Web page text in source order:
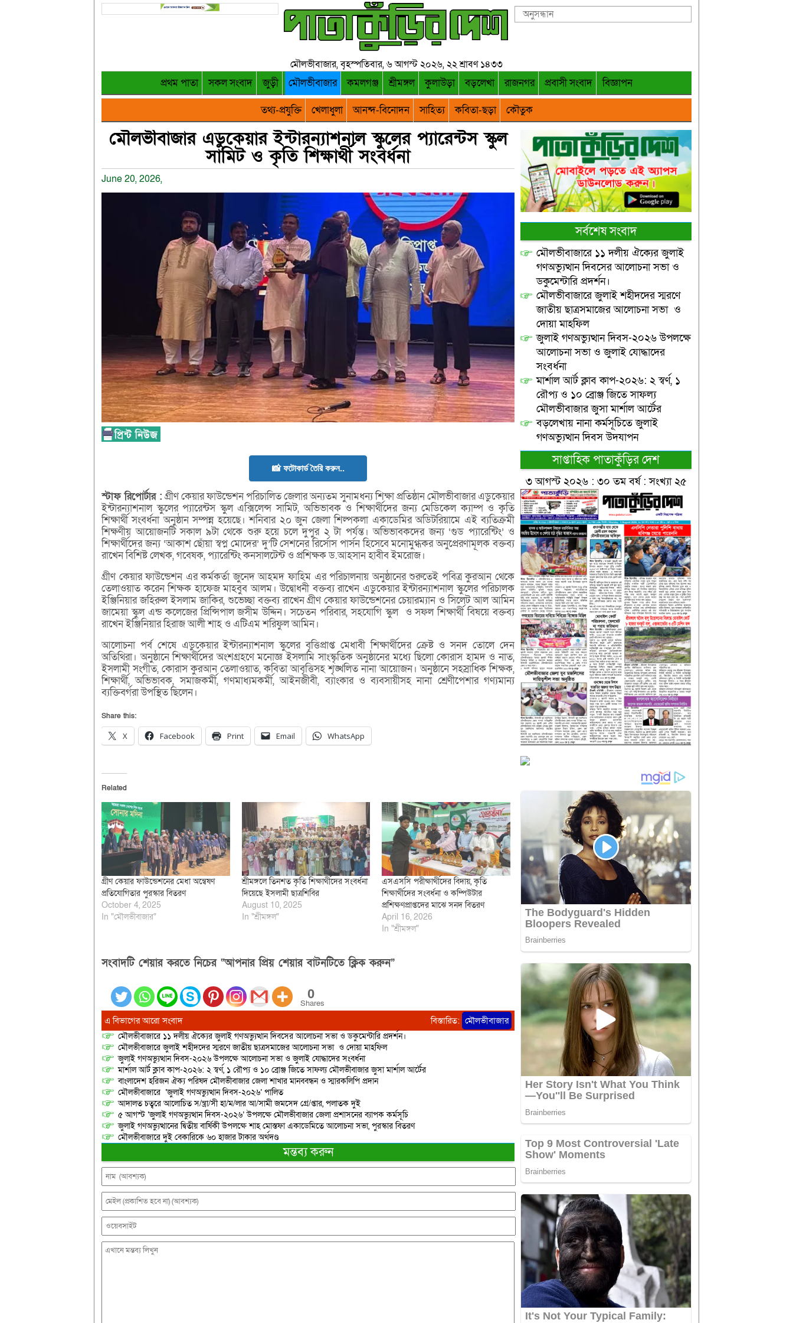
মৌলভীবাজার, বৃহস্পতিবার, ৬ আগস্ট ২০২৬, ২২ শ্রাবণ ১৪৩৩
প্রথম পাতা সকল সংবাদ জুড়ী মৌলভীবাজার কমলগঞ্জ শ্রীমঙ্গল কুলাউড়া বড়লেখা রাজনগর প্রবাসী সংবাদ
বিজ্ঞাপন
তথ্য-প্রযুক্তি
খেলাধুলা আনন্দ-বিনোদন সাহিত্য কবিতা-ছড়া কৌতুক
মৌলভীবাজার এডুকেয়ার ইন্টারন্যাশনাল স্কুলের প্যারেন্টস স্কুল
সামিট ও কৃতি শিক্ষার্থী সংবর্ধনা
June 20, 2026,
📸 ফটোকার্ড তৈরি করুন..
স্টাফরিপোর্টার : গ্রীণ কেয়ার ফাউন্ডেশন পরিচালিত জেলার অন্যতম সুনামধন্য শিক্ষা প্রতিষ্ঠান মৌলভীবাজার এডুকেয়ার
ইন্টারন্যাশনাল স্কুলের প্যারেন্টস স্কুল এক্সিলেন্স সামিট, অভিভাবক ও শিক্ষার্থীদের জন্য মেডিকেল ক্যাম্প ও কৃতি
শিক্ষার্থী সংবর্ধনা অনুষ্ঠান সম্পন্ন হয়েছে। শনিবার ২০ জুন জেলা শিল্পকলা একাডেমির অডিটরিয়ামে এই ব্যতিক্রমী
শিক্ষণীয় আয়োজনটি সকাল ৯টা থেকে শুরু হয়ে চলে দুপুর ২ টা পর্যন্ত। অভিভাবকদের জন্য ‘গুড প্যারেন্টিং’ ও
শিক্ষার্থীদের জন্য ‘আকাশ ছোঁয়া স্বপ্ন মোদের’ দু’টি সেশনের রির্সোস পার্সন হিসেবে মনোমুগ্ধকর অনুপ্রেরণামূলক বক্তব্য
রাখেন বিশিষ্ট লেখক, গবেষক, প্যারেন্টিং কনসালটেন্ট ও প্রশিক্ষক ড.আহসান হাবীব ইমরোজ।
গ্রীণ কেয়ার ফাউন্ডেশন এর কর্মকর্তা জুনেদ আহমদ ফাহিম এর পরিচালনায় অনুষ্ঠানের শুরুতেই পবিত্র কুরআন থেকে
তেলাওয়াত করেন শিক্ষক হাফেজ মাহবুব আলম। উদ্বোধনী বক্তব্য রাখেন এডুকেয়ার ইন্টারন্যাশনাল স্কুলের পরিচালক
ইঞ্জিনিয়ার জহিরুল ইসলাম জাকির, শুভেচ্ছা বক্তব্য রাখেন গ্রীণ কেয়ার ফাউন্ডেশনের চেয়ারম্যান ও সিলেট আল আমিন
জামেয়া স্কুল এন্ড কলেজের প্রিন্সিপাল জসীম উদ্দিন। সচেতন পরিবার, সহযোগি স্কুল ও সফল শিক্ষার্থী বিষয়ে বক্তব্য
রাখেন ইঞ্জিনিয়ার হিরাজ আলী শাহ ও এটিএম শরিফুল আমিন।
আলোচনা পর্ব শেষে এডুকেয়ার ইন্টারন্যাশনাল স্কুলের বৃত্তিপ্রাপ্ত মেধাবী শিক্ষার্থীদের ক্রেষ্ট ও সনদ তোলে দেন
অতিথিরা। অনুষ্ঠানে শিক্ষার্থীদের অংশগ্রহণে মনোজ্ঞ ইসলামি সাংস্কৃতিক অনুষ্ঠানের মধ্যে ছিলো কোরাস হামদ ও নাত,
ইসলামী সংগীত, কোরাস কুরআন তেলাওয়াত, কবিতা আবৃত্তিসহ শৃঙ্খলিত নানা আয়োজন। অনুষ্ঠানে সহস্রাধিক শিক্ষক,
শিক্ষার্থী, অভিভাবক, সমাজকর্মী, গণমাধ্যমকর্মী, আইনজীবী, ব্যাংকার ও ব্যবসায়ীসহ নানা শ্রেণীপেশার গণ্যমান্য
ব্যক্তিবর্গরা উপস্থিত ছিলেন।
Share this:
X Facebook Print Email WhatsApp
Related
গ্রীণ কেয়ার ফাউন্ডেশনের মেধা অন্বেষণ
প্রতিযোগিতার পুরস্কার বিতরণ
October 4, 2025
In "মৌলভীবাজার"
শ্রীমঙ্গলে তিনশত কৃতি শিক্ষার্থীদের সংবর্ধনা
দিয়েছে ইসলামী ছাত্রশিবির
August 10, 2025
In "শ্রীমঙ্গল"
এসএসসি পরীক্ষার্থীদের বিদায়, কৃতি
শিক্ষার্থীদের সংবর্ধনা ও কম্পিউটার
প্রশিক্ষণপ্রাপ্তদের মাঝে সনদ বিতরণ
April 16, 2026
In "শ্রীমঙ্গল"
সংবাদটি শেয়ার করতে নিচের “আপনার প্রিয় শেয়ার বাটনটিতে ক্লিক করুন”
0
Shares
এ বিভাগের আরো সংবাদ বিস্তারিত: মৌলভীবাজার
মৌলভীবাজারে ১১ দলীয় ঐক্যের জুলাই গণঅভ্যুত্থান দিবসের আলোচনা সভা ও ডকুমেন্টারি প্রদর্শন।
মৌলভীবাজারে জুলাই শহীদদের স্মরণে জাতীয় ছাত্রসমাজের আলোচনা সভা ও দোয়া মাহফিল
জুলাই গণঅভ্যুত্থান দিবস-২০২৬ উপলক্ষে আলোচনা সভা ও জুলাই যোদ্ধাদের সংবর্ধনা
মার্শাল আর্ট ক্লাব কাপ-২০২৬: ২ স্বর্ণ, ১ রৌপ্য ও ১০ ব্রোঞ্জ জিতে সাফল্য মৌলভীবাজার জুসা মার্শাল আর্টের
বাংলাদেশ হরিজন ঐক্য পরিষদ মৌলভীবাজার জেলা শাখার মানববন্ধন ও স্মারকলিপি প্রদান
মৌলভীবাজারে ‘জুলাই গণঅভ্যুত্থান দিবস-২০২৬’ পালিত
আদালত চত্বরে আলোচিত স/ন্ত্রা/সী হা/ম/লার আ/সামী জমসেদ গ্রে/প্তার, পলাতক দুই
৫ আগস্ট ‘জুলাই গণঅভ্যুত্থান দিবস-২০২৬’ উপলক্ষে মৌলভীবাজার জেলা প্রশাসনের ব্যাপক কর্মসূচি
জুলাই গণঅভ্যুত্থানের দ্বিতীয় বার্ষিকী উপলক্ষে শাহ মোস্তফা একাডেমিতে আলোচনা সভা, পুরস্কার বিতরণ
মৌলভীবাজারে দুই বেকারিকে ৬০ হাজার টাকার অর্থদণ্ড
মন্তব্য করুন
সর্বশেষ সংবাদ
মৌলভীবাজারে ১১ দলীয় ঐক্যের জুলাই
গণঅভ্যুত্থান দিবসের আলোচনা সভা ও
ডকুমেন্টারি প্রদর্শন।
মৌলভীবাজারে জুলাই শহীদদের স্মরণে
জাতীয় ছাত্রসমাজের আলোচনা সভা ও
দোয়া মাহফিল
জুলাই গণঅভ্যুত্থান দিবস-২০২৬ উপলক্ষে
আলোচনা সভা ও জুলাই যোদ্ধাদের
সংবর্ধনা
মার্শাল আর্ট ক্লাব কাপ-২০২৬: ২ স্বর্ণ, ১
রৌপ্য ও ১০ ব্রোঞ্জ জিতে সাফল্য
মৌলভীবাজার জুসা মার্শাল আর্টের
বড়লেখায় নানা কর্মসূচিতে জুলাই
গণঅভ্যুত্থান দিবস উদযাপন
সাপ্তাহিক পাতাকুঁড়ির দেশ
৩ আগস্ট ২০২৬ : ৩০ তম বর্ষ : সংখ্যা ২৫